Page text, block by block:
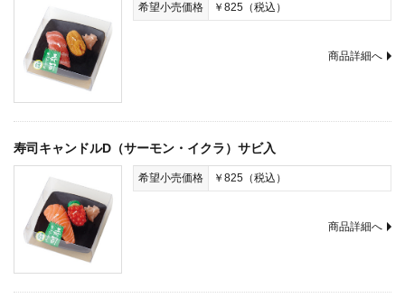
希望小売価格 ￥825（税込）
商品詳細へ
寿司キャンドルD（サーモン・イクラ）サビ入
希望小売価格 ￥825（税込）
商品詳細へ